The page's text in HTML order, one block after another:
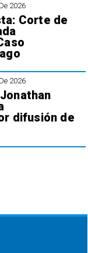
2026
Corte de
2026
difusión de